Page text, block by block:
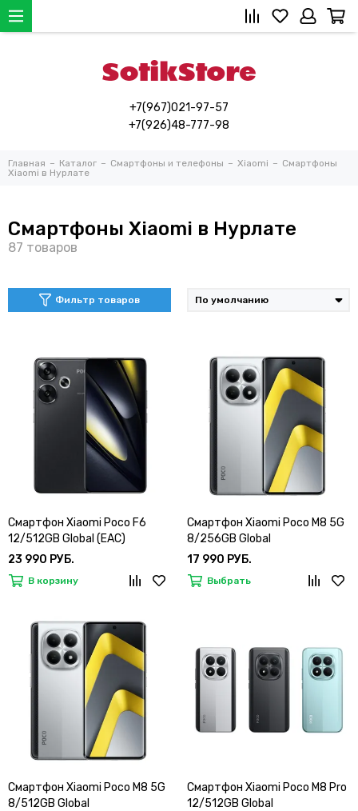
+7(967)021-97-57
+7(926)48-777-98
Главная Каталог Смартфоны и телефоны Xiaomi
Смартфоны
Xiaomi в Нурлате
Смартфоны Xiaomi в Нурлате
Фильтр товаров
Смартфон Xiaomi Poco F6
12/512GB Global (EAC)
23 990 РУБ.
В корзину
Смартфон Xiaomi Poco M8 5G
8/256GB Global
17 990 РУБ.
Выбрать
Смартфон Xiaomi Poco M8 5G
8/512GB Global
Смартфон Xiaomi Poco M8 Pro
12/512GB Global